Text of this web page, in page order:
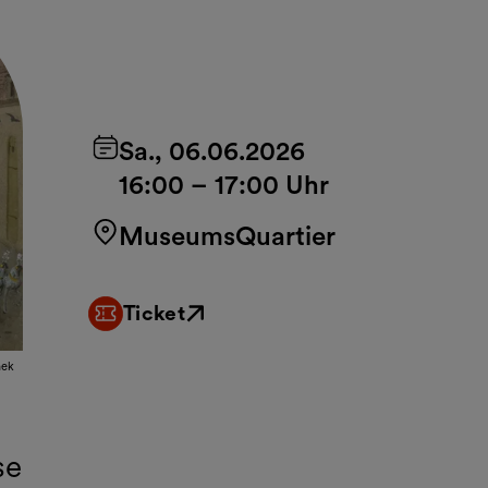
Sa., 06.06.2026
16:00 – 17:00 Uhr
MuseumsQuartier
Ticket
Externer Link